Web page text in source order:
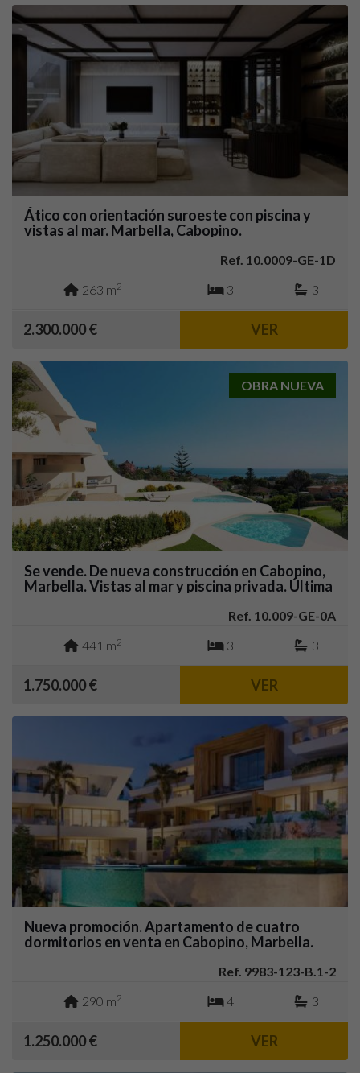
Ático con orientación suroeste con piscina y
vistas al mar. Marbella, Cabopino.
Ref. 10.0009-GE-1D
263 m2 3 3
2.300.000 € VER
OBRA NUEVA
Se vende. De nueva construcción en Cabopino,
Marbella. Vistas al mar y piscina privada. Última
Ref. 10.009-GE-0A
441 m2 3 3
1.750.000 € VER
Nueva promoción. Apartamento de cuatro
dormitorios en venta en Cabopino, Marbella.
Ref. 9983-123-B.1-2
290 m2 4 3
1.250.000 € VER